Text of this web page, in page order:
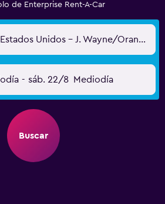
de Enterprise Rent-A-Car
Santa Ana, CA, Estados Unidos - J. Wayne/Orange Cnty (SNA)
- sáb. 22/8 Mediodía
Buscar